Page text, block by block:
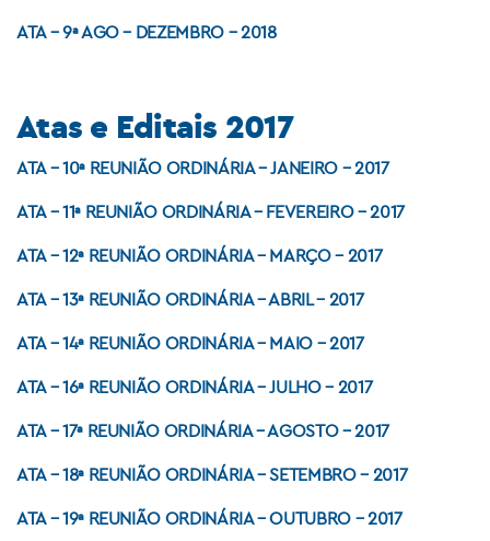
ATA – 9ª AGO – DEZEMBRO – 2018
Atas e Editais 2017
ATA – 10ª REUNIÃO ORDINÁRIA – JANEIRO – 2017
ATA – 11ª REUNIÃO ORDINÁRIA – FEVEREIRO – 2017
ATA – 12ª REUNIÃO ORDINÁRIA – MARÇO – 2017
ATA – 13ª REUNIÃO ORDINÁRIA – ABRIL – 2017
ATA – 14ª REUNIÃO ORDINÁRIA – MAIO – 2017
ATA – 16ª REUNIÃO ORDINÁRIA – JULHO – 2017
ATA – 17ª REUNIÃO ORDINÁRIA – AGOSTO – 2017
ATA – 18ª REUNIÃO ORDINÁRIA – SETEMBRO – 2017
ATA – 19ª REUNIÃO ORDINÁRIA – OUTUBRO – 2017